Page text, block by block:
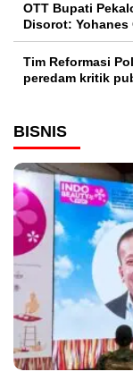
OTT Bupati
Disorot: Yohanes
Tim Reformasi
peredam kritik
BISNIS